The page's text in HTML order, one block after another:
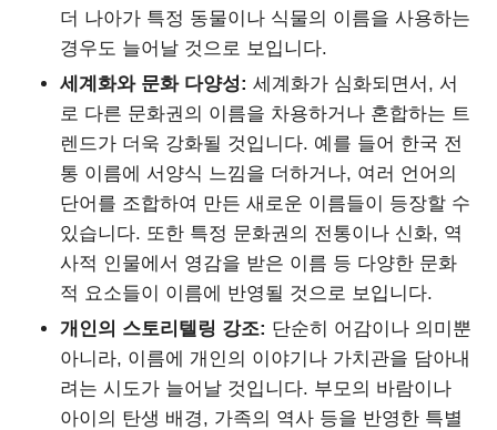
더 나아가 특정 동물이나 식물의 이름을 사용하는
경우도 늘어날 것으로 보입니다.
세계화와 문화 다양성: 세계화가 심화되면서, 서
로 다른 문화권의 이름을 차용하거나 혼합하는 트
렌드가 더욱 강화될 것입니다. 예를 들어 한국 전
통 이름에 서양식 느낌을 더하거나, 여러 언어의
단어를 조합하여 만든 새로운 이름들이 등장할 수
있습니다. 또한 특정 문화권의 전통이나 신화, 역
사적 인물에서 영감을 받은 이름 등 다양한 문화
적 요소들이 이름에 반영될 것으로 보입니다.
개인의 스토리텔링 강조: 단순히 어감이나 의미뿐
아니라, 이름에 개인의 이야기나 가치관을 담아내
려는 시도가 늘어날 것입니다. 부모의 바람이나
아이의 탄생 배경, 가족의 역사 등을 반영한 특별